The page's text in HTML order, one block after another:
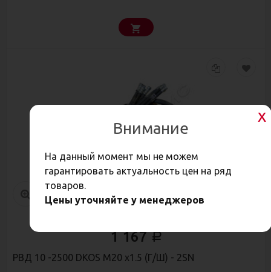
1 167Р
РВД 10 -2500 DKOS М20 х1.5 (Г/Ш) - 2SN
Внимание
На данный момент мы не можем
гарантировать актуальность цен на ряд
товаров.
Цены уточняйте у менеджеров